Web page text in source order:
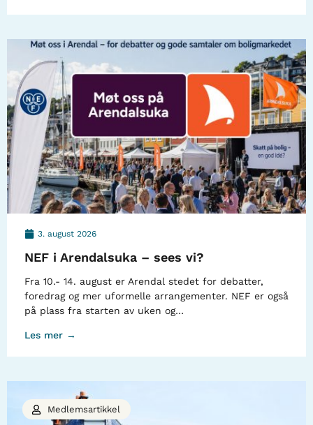
3. august 2026
NEF i Arendalsuka – sees vi?
Fra 10.- 14. august er Arendal stedet for debatter,
foredrag og mer uformelle arrangementer. NEF er også
på plass fra starten av uken og…
Les mer →
Medlemsartikkel